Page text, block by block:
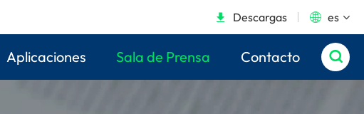
 Descargas  es
Aplicaciones Sala de Prensa Contacto 